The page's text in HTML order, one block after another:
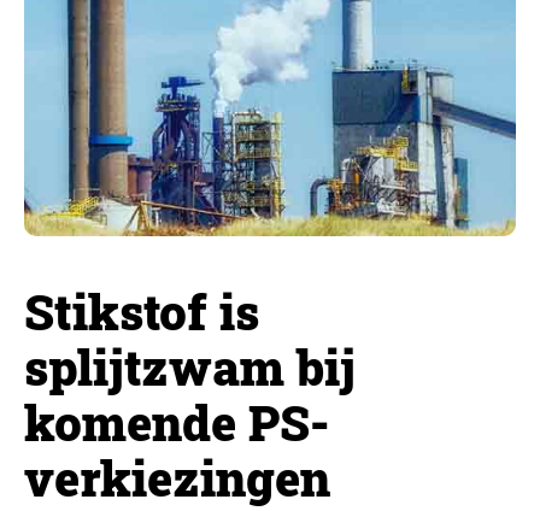
Stikstof is
splijtzwam bij
komende PS-
verkiezingen